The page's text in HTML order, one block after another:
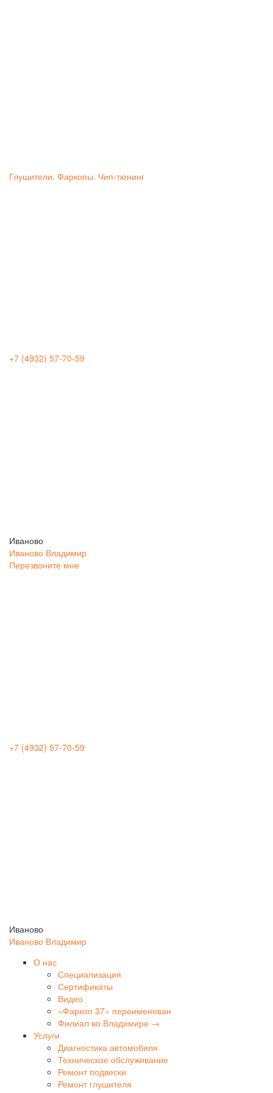
Глушители. Фаркопы. Чип-тюнинг
+7 (4932) 57-70-59
Иваново
Иваново Владимир
Перезвоните мне
+7 (4932) 57-70-59
Иваново
Иваново Владимир
О нас
Специализация
Сертификаты
Видео
«Фаркоп 37» переименован
Филиал во Владимире →
Услуги
Диагностика автомобиля
Техническое обслуживание
Ремонт подвески
Ремонт глушителя